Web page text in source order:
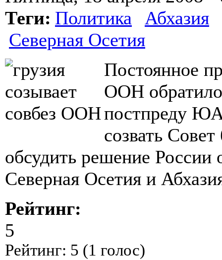
Теги: Политика
Абхазия
Северная Осетия
Постоянное
ООН
постпреду
созвать
обсудить решение
Северная Осетия и
Рейтинг:
5
Рейтинг: 5 (1 голос)